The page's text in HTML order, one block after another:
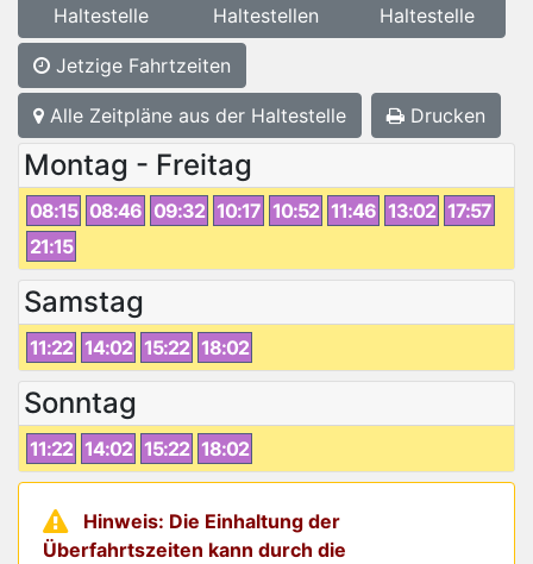
Haltestelle
Haltestellen
Haltestelle
Jetzige Fahrtzeiten
Alle Zeitpläne aus der Haltestelle Drucken
Montag - Freitag
08:15 08:46 09:32 10:17 10:52 11:46 13:02 17:57
21:15
Samstag
11:22 14:02 15:22 18:02
Sonntag
11:22 14:02 15:22 18:02
Hinweis: Die Einhaltung der
Überfahrtszeiten kann durch die